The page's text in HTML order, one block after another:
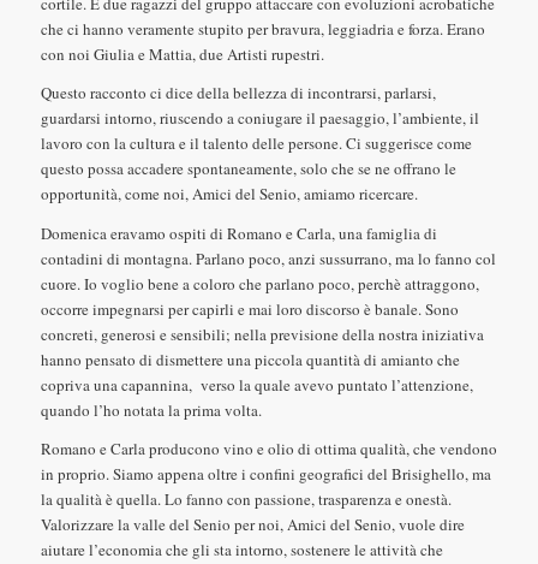
che ci hanno veramente stupito per bravura, leggiadria e forza. Erano
con noi Giulia e Mattia, due Artisti rupestri.
Questo racconto ci dice della bellezza di incontrarsi, parlarsi,
guardarsi intorno, riuscendo a coniugare il paesaggio, l’ambiente, il
lavoro con la cultura e il talento delle persone. Ci suggerisce come
questo possa accadere spontaneamente, solo che se ne offrano le
opportunità, come noi, Amici del Senio, amiamo ricercare.
Domenica eravamo ospiti di Romano e Carla, una famiglia di
contadini di montagna. Parlano poco, anzi sussurrano, ma lo fanno col
cuore. Io voglio bene a coloro che parlano poco, perchè attraggono,
occorre impegnarsi per capirli e mai loro discorso è banale. Sono
concreti, generosi e sensibili; nella previsione della nostra iniziativa
hanno pensato di dismettere una piccola quantità di amianto che
copriva una capannina, verso la quale avevo puntato l’attenzione,
quando l’ho notata la prima volta.
Romano e Carla producono vino e olio di ottima qualità, che vendono
in proprio. Siamo appena oltre i confini geografici del Brisighello, ma
la qualità è quella. Lo fanno con passione, trasparenza e onestà.
Valorizzare la valle del Senio per noi, Amici del Senio, vuole dire
aiutare l’economia che gli sta intorno, sostenere le attività che